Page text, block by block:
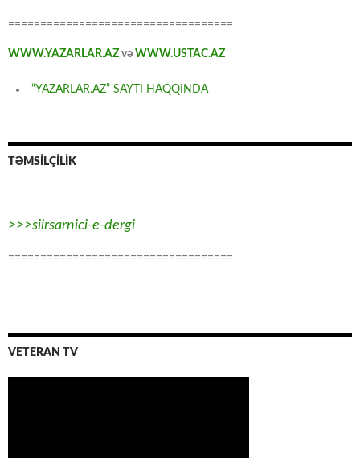
===================================
WWW.YAZARLAR.AZ və WWW.USTAC.AZ
“YAZARLAR.AZ” SAYTI HAQQINDA
TƏMSİLÇİLİK
>>>siirsarnici-e-dergi
===================================
VETERAN TV